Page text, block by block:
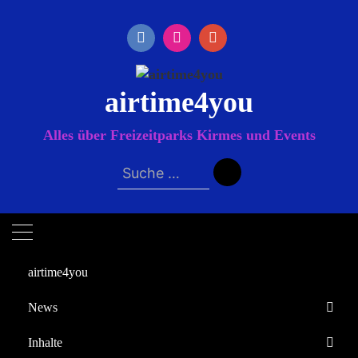
airtime4you
Alles über Freizeitparks Kirmes und Events
Suche
nach:
airtime4you
News
Europa-Park
Inhalte
Startseite